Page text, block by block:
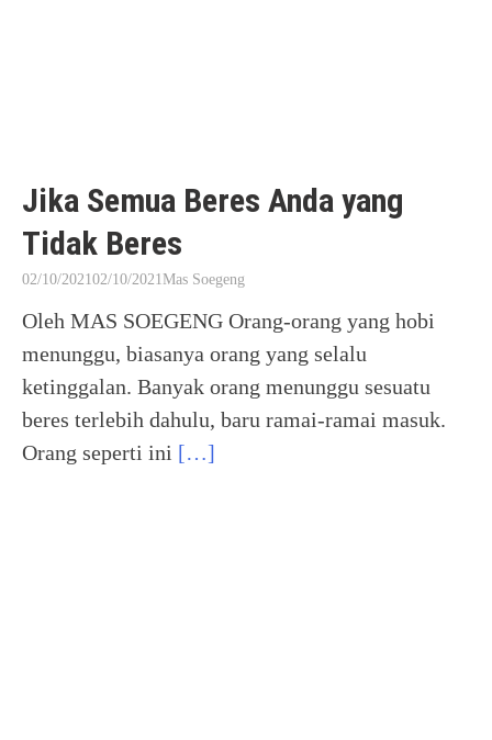
Jika Semua Beres Anda yang
Tidak Beres
02/10/202102/10/2021Mas Soegeng
Oleh MAS SOEGENG Orang-orang yang hobi
menunggu, biasanya orang yang selalu
ketinggalan. Banyak orang menunggu sesuatu
beres terlebih dahulu, baru ramai-ramai masuk.
Orang seperti ini […]